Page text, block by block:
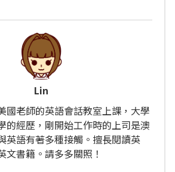
Lin
國老師的英語會話教室上課，大學
的經歷，剛開始工作時的上司是澳
英語有著多種接觸。擅長閱讀英
文書籍。請多多關照！